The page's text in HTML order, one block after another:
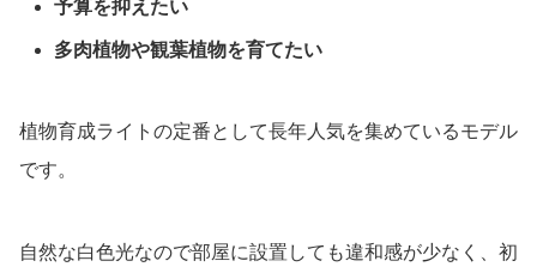
予算を抑えたい
多肉植物や観葉植物を育てたい
植物育成ライトの定番として長年人気を集めているモデル
です。
自然な白色光なので部屋に設置しても違和感が少なく、初